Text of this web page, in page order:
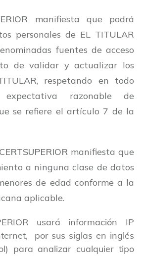
manifiesta que podrá
personales de EL TITULAR
fuentes de acceso
de validar y actualizar los
respetando en todo
razonable de
se refiere el artículo 7 de la
CERTSUPERIORmanifiesta que
a ninguna clase de datos
de edad conforme a la
aplicable.
usará información IP
por sus siglas en inglés
para analizar cualquier tipo